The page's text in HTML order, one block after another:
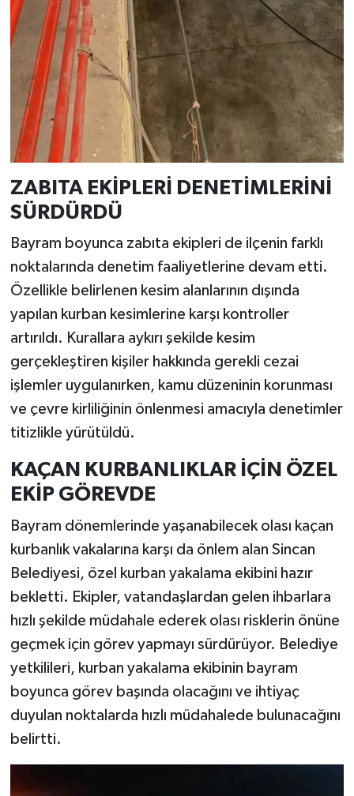
ZABITA EKİPLERİ DENETİMLERİNİ
SÜRDÜRDÜ
Bayram boyunca zabıta ekipleri de ilçenin farklı
noktalarında denetim faaliyetlerine devam etti.
Özellikle belirlenen kesim alanlarının dışında
yapılan kurban kesimlerine karşı kontroller
artırıldı. Kurallara aykırı şekilde kesim
gerçekleştiren kişiler hakkında gerekli cezai
işlemler uygulanırken, kamu düzeninin korunması
ve çevre kirliliğinin önlenmesi amacıyla denetimler
titizlikle yürütüldü.
KAÇAN KURBANLIKLAR İÇİN ÖZEL
EKİP GÖREVDE
Bayram dönemlerinde yaşanabilecek olası kaçan
kurbanlık vakalarına karşı da önlem alan Sincan
Belediyesi, özel kurban yakalama ekibini hazır
bekletti. Ekipler, vatandaşlardan gelen ihbarlara
hızlı şekilde müdahale ederek olası risklerin önüne
geçmek için görev yapmayı sürdürüyor. Belediye
yetkilileri, kurban yakalama ekibinin bayram
boyunca görev başında olacağını ve ihtiyaç
duyulan noktalarda hızlı müdahalede bulunacağını
belirtti.